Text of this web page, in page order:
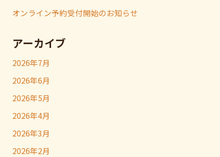
オンライン予約受付開始のお知らせ
アーカイブ
2026年7月
2026年6月
2026年5月
2026年4月
2026年3月
2026年2月